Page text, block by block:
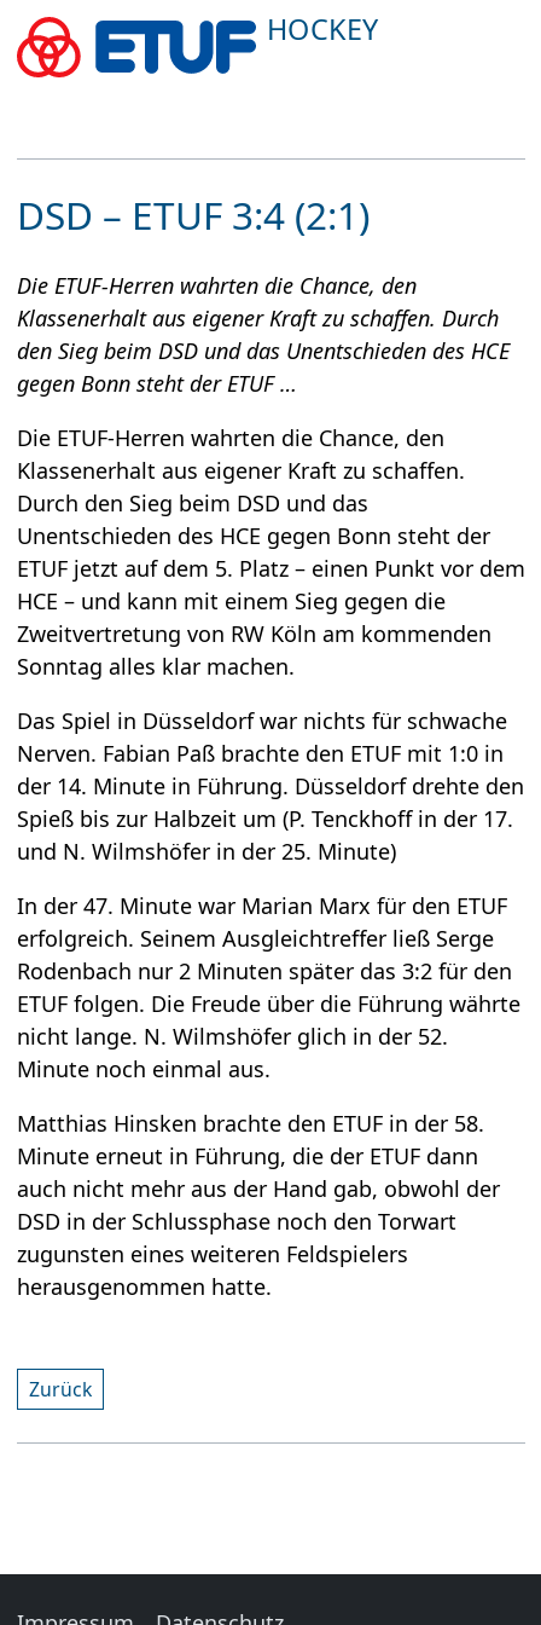
HOCKEY
DSD – ETUF 3:4 (2:1)
Die ETUF-Herren wahrten die Chance, den
Klassenerhalt aus eigener Kraft zu schaffen. Durch
den Sieg beim DSD und das Unentschieden des HCE
gegen Bonn steht der ETUF …
Die ETUF-Herren wahrten die Chance, den
Klassenerhalt aus eigener Kraft zu schaffen.
Durch den Sieg beim DSD und das
Unentschieden des HCE gegen Bonn steht der
ETUF jetzt auf dem 5. Platz – einen Punkt vor dem
HCE – und kann mit einem Sieg gegen die
Zweitvertretung von RW Köln am kommenden
Sonntag alles klar machen.
Das Spiel in Düsseldorf war nichts für schwache
Nerven. Fabian Paß brachte den ETUF mit 1:0 in
der 14. Minute in Führung. Düsseldorf drehte den
Spieß bis zur Halbzeit um (P. Tenckhoff in der 17.
und N. Wilmshöfer in der 25. Minute)
In der 47. Minute war Marian Marx für den ETUF
erfolgreich. Seinem Ausgleichtreffer ließ Serge
Rodenbach nur 2 Minuten später das 3:2 für den
ETUF folgen. Die Freude über die Führung währte
nicht lange. N. Wilmshöfer glich in der 52.
Minute noch einmal aus.
Matthias Hinsken brachte den ETUF in der 58.
Minute erneut in Führung, die der ETUF dann
auch nicht mehr aus der Hand gab, obwohl der
DSD in der Schlussphase noch den Torwart
zugunsten eines weiteren Feldspielers
herausgenommen hatte.
Zurück